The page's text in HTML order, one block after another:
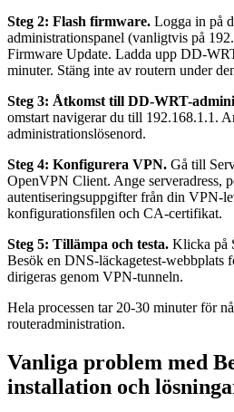
Steg 2: Flash firmware. Logga in på
administrationspanel (vanligtvis på
Firmware Update. Ladda upp DD-
minuter. Stäng inte av routern under
Steg 3: Åtkomst till DD-WRT-
omstart navigerar du till 192.168.1.1.
administrationslösenord.
Steg 4: Konfigurera VPN. Gå till
OpenVPN Client. Ange serveradress,
autentiseringsuppgifter från din VPN-
konfigurationsfilen och CA-certifikat.
Steg 5: Tillämpa och testa. Klicka på
Besök en DNS-läckagetest-webbplats
dirigeras genom VPN-tunneln.
Hela processen tar 20-30 minuter för
routeradministration.
Vanliga problem med
installation och